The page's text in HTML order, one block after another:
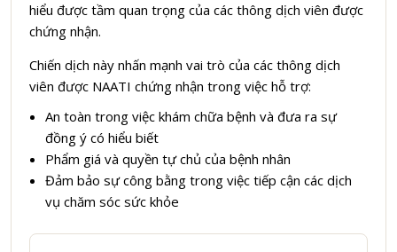
hiểu được tầm quan trọng của các thông dịch viên được
chứng nhận.
Chiến dịch này nhấn mạnh vai trò của các thông dịch
viên được NAATI chứng nhận trong việc hỗ trợ:
An toàn trong việc khám chữa bệnh và đưa ra sự
đồng ý có hiểu biết
Phẩm giá và quyền tự chủ của bệnh nhân
Đảm bảo sự công bằng trong việc tiếp cận các dịch
vụ chăm sóc sức khỏe